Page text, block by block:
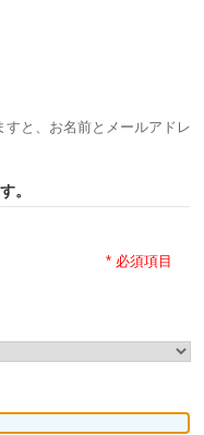
と、お名前とメールアドレ
。
* 必須項目